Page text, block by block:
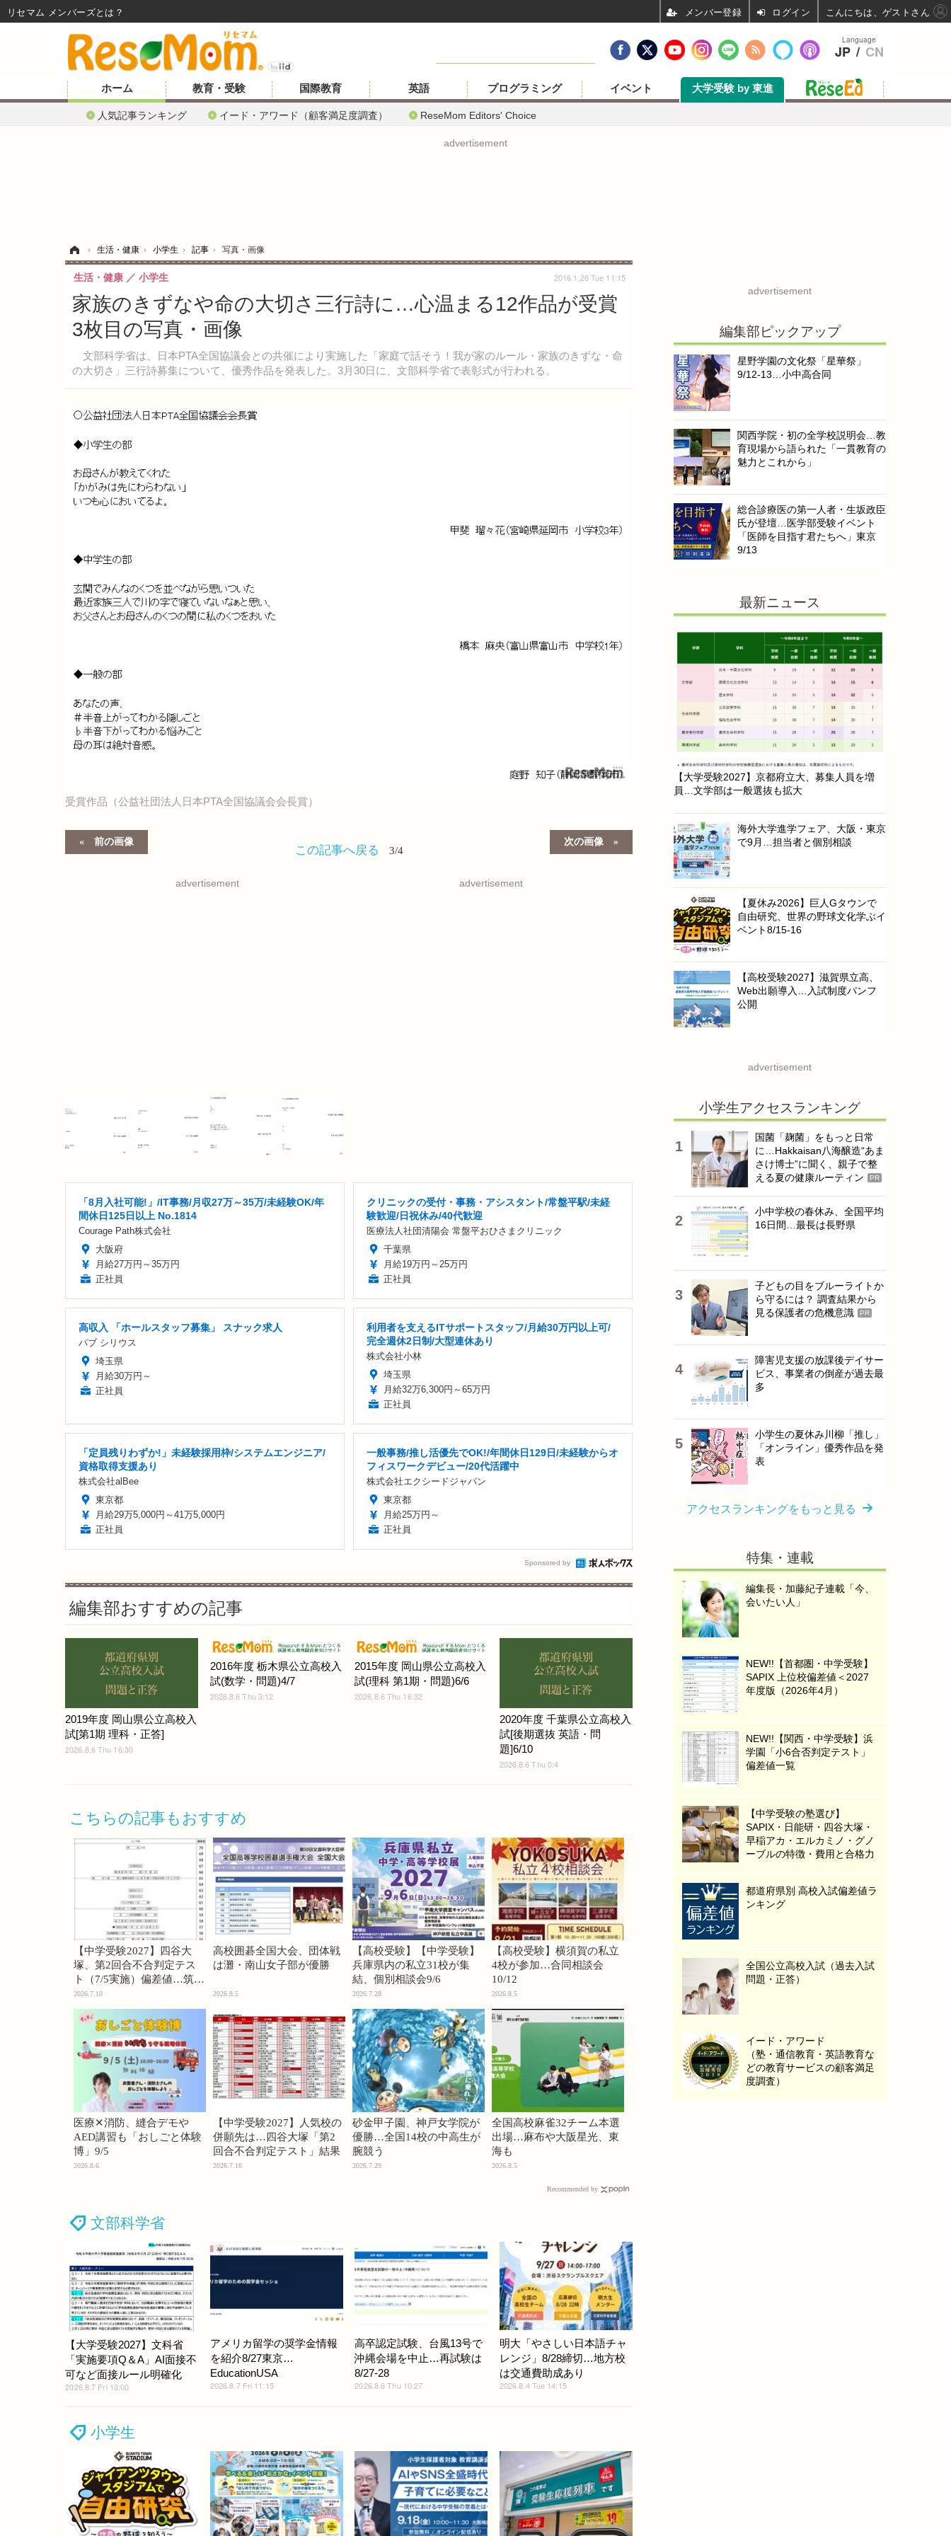
ホーム
人気記事ランキング イード・アワード（顧客満足度調査） ReseMom Editors' Choice
教育・受験 国際教育 英語 プログラミング イベント 大学受験 by 東進
advertisement
› 生活・健康 › 小学生 › 記事 › 写真・画像
家族のきずなや命の大切さ三行詩に…心温まる12作品が受賞
3枚目の写真・画像
文部科学省は、日本PTA全国協議会との共催により実施した「家庭で話そう！我が家のルール・家族のきずな・命
の大切さ」三行詩募集について、優秀作品を発表した。3月30日に、文部科学省で表彰式が行われる。
生活・健康 小学生 2016.1.26 Tue 11:15
受賞作品（公益社団法人日本PTA全国協議会会長賞）
前の画像 次の画像
この記事へ戻る 3/4
advertisement advertisement
「8月入社可能!」/IT事務/月収27万～35万/未経験OK/年
間休日125日以上 No.1814
Courage Path株式会社
大阪府
月給27万円～35万円
正社員
クリニックの受付・事務・アシスタント/常盤平駅/未経
験歓迎/日祝休み/40代歓迎
医療法人社団清陽会 常盤平おひさまクリニック
千葉県
月給19万円～25万円
正社員
高収入 「ホールスタッフ募集」 スナック求人
パブ シリウス
埼玉県
月給30万円～
正社員
利用者を支えるITサポートスタッフ/月給30万円以上可/
完全週休2日制/大型連休あり
株式会社小林
埼玉県
月給32万6,300円～65万円
正社員
「定員残りわずか!」未経験採用枠/システムエンジニア/
資格取得支援あり
株式会社alBee
東京都
月給29万5,000円～41万5,000円
正社員
一般事務/推し活優先でOK!/年間休日129日/未経験からオ
フィスワークデビュー/20代活躍中
株式会社エクシードジャパン
東京都
月給25万円～
正社員
Sponsored by
編集部おすすめの記事
2019年度 岡山県公立高校入
試[第1期 理科・正答]
2026.8.6 Thu 16:30
2016年度 栃木県公立高校入
試(数学・問題)4/7
2026.8.6 Thu 3:12
2015年度 岡山県公立高校入
試(理科 第1期・問題)6/6
2026.8.6 Thu 16:32
2020年度 千葉県公立高校入
試[後期選抜 英語・問
題]6/10
2026.8.6 Thu 0:4
こちらの記事もおすすめ
【中学受験2027】四谷大
塚、第2回合不合判定テス
ト（7/5実施）偏差値…筑駒
74・桜蔭70＜PR＞
2026.7.10
高校囲碁全国大会、団体戦
は灘・南山女子部が優勝
2026.8.5
【高校受験】【中学受験】
兵庫県内の私立31校が集
結、個別相談会9/6
2026.7.28
【高校受験】横須賀の私立
4校が参加…合同相談会
10/12
2026.8.5
医療✕消防、縫合デモや
AED講習も「おしごと体験
博」9/5
2026.8.6
【中学受験2027】人気校の
併願先は…四谷大塚「第2
回合不合判定テスト」結果
2026.7.16
砂金甲子園、神戸女学院が
優勝…全国14校の中高生が
腕競う
2026.7.29
全国高校麻雀32チーム本選
出場…麻布や大阪星光、東
海も
2026.8.5
Recommended by
文部科学省
【大学受験2027】文科省
「実施要項Q＆A」AI面接不
可など面接ルール明確化
2026.8.7 Fri 13:00
アメリカ留学の奨学金情報
を紹介8/27東京…
EducationUSA
2026.8.7 Fri 11:15
高卒認定試験、台風13号で
沖縄会場を中止…再試験は
8/27-28
2026.8.6 Thu 10:27
明大「やさしい日本語チャ
レンジ」8/28締切…地方校
は交通費助成あり
2026.8.4 Tue 14:15
小学生
advertisement
編集部ピックアップ
星野学園の文化祭「星華祭」
9/12-13…小中高合同
関西学院・初の全学校説明会…教
育現場から語られた「一貫教育の
魅力とこれから」
総合診療医の第一人者・生坂政臣
氏が登壇…医学部受験イベント
「医師を目指す君たちへ」東京
9/13
最新ニュース
【大学受験2027】京都府立大、募集人員を増
員…文学部は一般選抜も拡大
海外大学進学フェア、大阪・東京
で9月…担当者と個別相談
【夏休み2026】巨人Gタウンで
自由研究、世界の野球文化学ぶイ
ベント8/15-16
【高校受験2027】滋賀県立高、
Web出願導入…入試制度パンフ
公開
advertisement
小学生アクセスランキング
国菌「麹菌」をもっと日常
に…Hakkaisan八海醸造“あま
さけ博士”に聞く、親子で整
える夏の健康ルーティン
PR
小中学校の春休み、全国平均
16日間…最長は長野県
子どもの目をブルーライトか
ら守るには？ 調査結果から
見る保護者の危機意識
PR
障害児支援の放課後デイサー
ビス、事業者の倒産が過去最
多
小学生の夏休み川柳「推し」
「オンライン」優秀作品を発
表
アクセスランキングをもっと見る
特集・連載
編集長・加藤紀子連載「今、
会いたい人」
NEW!!【首都圏・中学受験】
SAPIX 上位校偏差値＜2027
年度版（2026年4月）
NEW!!【関西・中学受験】浜
学園「小6合否判定テスト」
偏差値一覧
【中学受験の塾選び】
SAPIX・日能研・四谷大塚・
早稲アカ・エルカミノ・グノ
ーブルの特徴・費用と合格力
都道府県別 高校入試偏差値ラ
ンキング
全国公立高校入試（過去入試
問題・正答）
イード・アワード
（塾・通信教育・英語教育な
どの教育サービスの顧客満足
度調査）
Language
JP / CN
リセマム メンバーズ ログイン こんにちは、ゲストさん